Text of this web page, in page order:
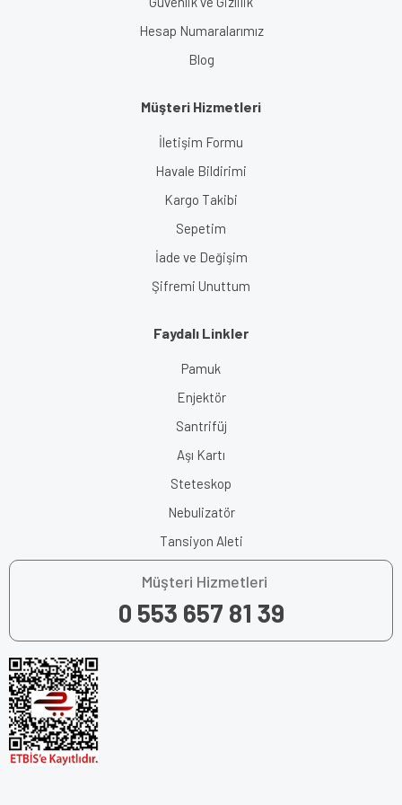
Hesap Numaralarımız
Blog
Müşteri Hizmetleri
İletişim Formu
Havale Bildirimi
Kargo Takibi
Sepetim
İade ve Değişim
Şifremi Unuttum
Faydalı Linkler
Pamuk
Enjektör
Santrifüj
Aşı Kartı
Steteskop
Nebulizatör
Tansiyon Aleti
Müşteri Hizmetleri
0 553 657 81 39